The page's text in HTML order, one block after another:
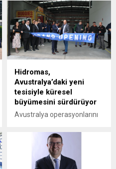
Hidromas,
Avustralya’daki yeni
tesisiyle küresel
büyümesini sürdürüyor
Avustralya operasyonlarını
Epping'deki yeni tesisinin
açılışıyla güçlendiren
Hidromas, küresel çapta
genişlemeye devam ediyor.